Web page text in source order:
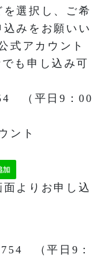
選択し、ご希
みをお願いい
式アカウント
も申し込み可
（平日9：00
ント
よりお申し込
（平日9：